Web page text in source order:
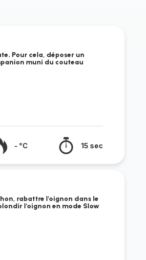
Pour cela, déposer un
muni du couteau
- °C 15 sec
rabattre l'oignon dans le
l'oignon en mode Slow